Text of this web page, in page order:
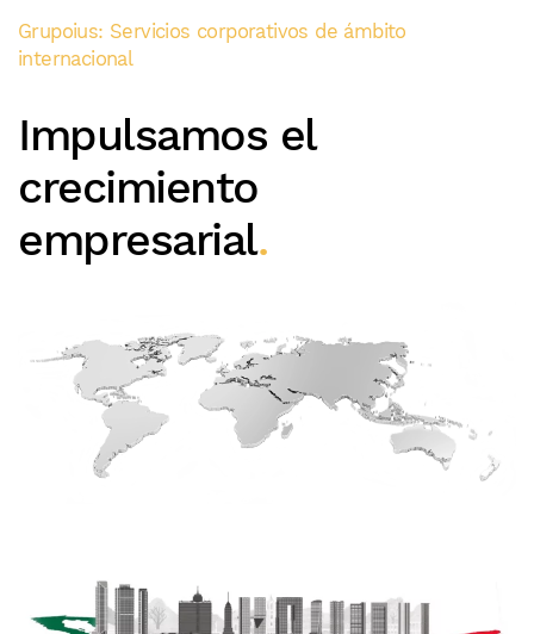
Grupoius: Servicios corporativos de ámbito
internacional
Impulsamos el
crecimiento
empresarial.